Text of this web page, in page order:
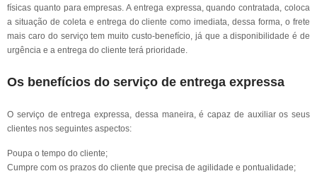
físicas quanto para empresas. A entrega expressa, quando contratada, coloca
a situação de coleta e entrega do cliente como imediata, dessa forma, o frete
mais caro do serviço tem muito custo-benefício, já que a disponibilidade é de
urgência e a entrega do cliente terá prioridade.
Os benefícios do serviço de entrega expressa
O serviço de entrega expressa, dessa maneira, é capaz de auxiliar os seus
clientes nos seguintes aspectos:
Poupa o tempo do cliente;
Cumpre com os prazos do cliente que precisa de agilidade e pontualidade;